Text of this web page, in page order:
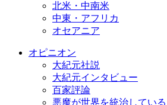
北米・中南米
中東・アフリカ
オセアニア
オピニオン
大紀元社説
大紀元インタビュー
百家評論
悪魔が世界を統治している